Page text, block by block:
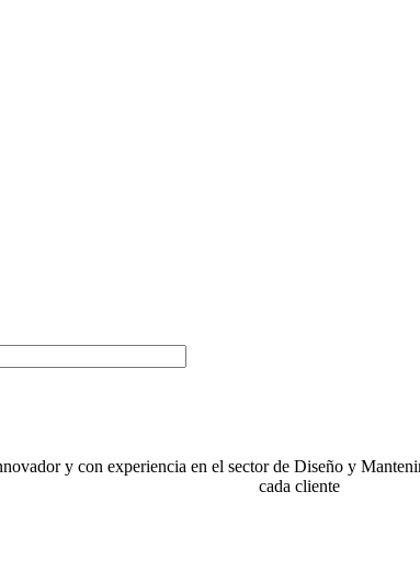
y con experiencia en el sector de Diseño y
cada cliente